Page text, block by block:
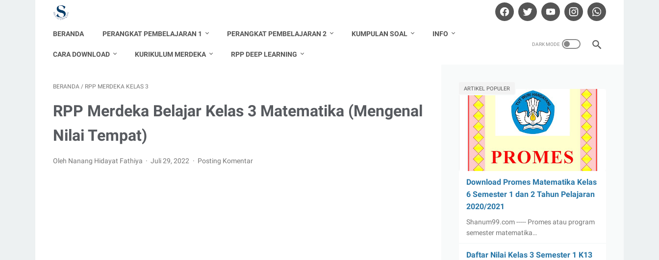
BERANDA PERANGKAT PEMBELAJARAN 1 PERANGKAT PEMBELAJARAN 2 KUMPULAN SOAL INFO
CARA DOWNLOAD KURIKULUM MERDEKA RPP DEEP LEARNING
BERANDA / RPP MERDEKA KELAS 3
RPP Merdeka Belajar Kelas 3 Matematika (Mengenal
Nilai Tempat)
Oleh Nanang Hidayat Fathiya Juli 29, 2022 Posting Komentar
ARTIKEL POPULER
Download Promes Matematika Kelas
6 Semester 1 dan 2 Tahun Pelajaran
2020/2021
Shanum99.com ----- Promes atau program
semester matematika…
Daftar Nilai Kelas 3 Semester 1 K13